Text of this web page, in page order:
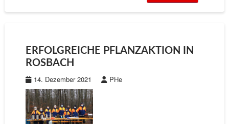
ERFOLGREICHE PFLANZAKTION IN
ROSBACH
14. Dezember 2021 PHe